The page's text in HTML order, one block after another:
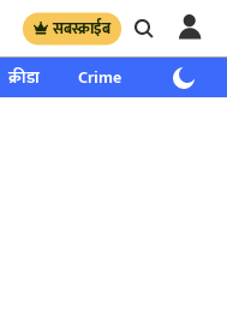
सबस्क्राईब
क्रीडा Crime साप्ताहिक